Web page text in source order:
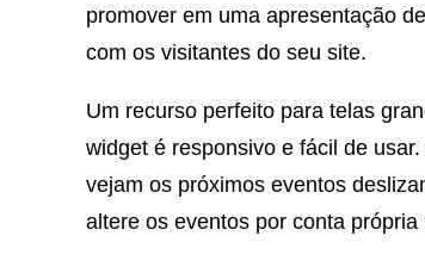
promover em uma apresentação
com os visitantes do seu site.
Um recurso perfeito para telas
widget é responsivo e fácil de
vejam os próximos eventos
altere os eventos por conta